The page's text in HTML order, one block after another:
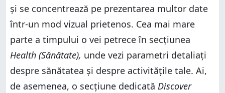
și se concentrează pe prezentarea multor date
într-un mod vizual prietenos. Cea mai mare
parte a timpului o vei petrece în secțiunea
Health (Sănătate), unde vezi parametri detaliați
despre sănătatea și despre activitățile tale. Ai,
de asemenea, o secțiune dedicată Discover